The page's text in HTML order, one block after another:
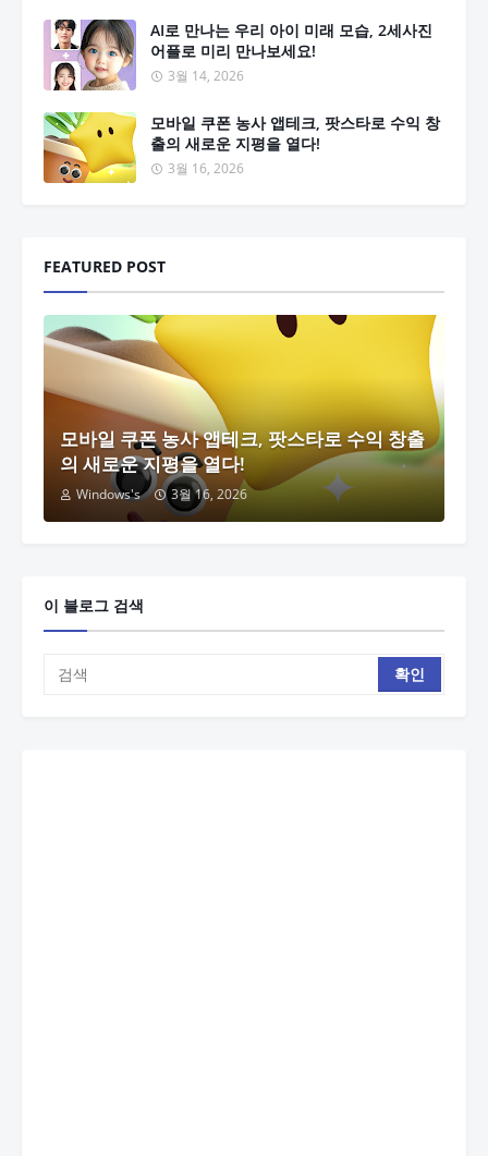
AI로 만나는 우리 아이 미래 모습, 2세사진
어플로 미리 만나보세요!
3월 14, 2026
모바일 쿠폰 농사 앱테크, 팟스타로 수익 창
출의 새로운 지평을 열다!
3월 16, 2026
FEATURED POST
모바일 쿠폰 농사 앱테크, 팟스타로 수익 창출
의 새로운 지평을 열다!
Windows's 3월 16, 2026
이 블로그 검색